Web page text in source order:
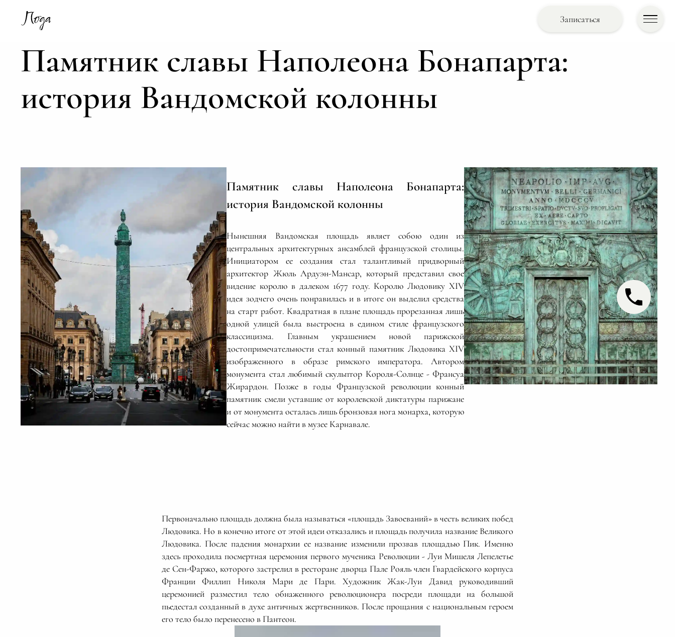
Записаться
Памятник славы Наполеона Бонапарта:
история Вандомской колонны
Памятник славы Наполеона Бонапарта:
история Вандомской колонны
Нынешняя Вандомская площадь являет собою один из
центральных архитектурных ансамблей французской столицы.
Инициатором ее создания стал талантливый придворный
архитектор Жюль Ардуэн-Мансар, который представил свое
видение королю в далеком 1677 году. Королю Людовику XIV
идея зодчего очень понравилась и в итоге он выделил средства
на старт работ. Квадратная в плане площадь прорезанная лишь
одной улицей была выстроена в едином стиле французского
классицизма. Главным украшением новой парижской
достопримечательности стал конный памятник Людовика XIV
изображенного в образе римского императора. Автором
монумента стал любимый скульптор Короля-Солнце - Франсуа
Жирардон. Позже в годы Французской революции конный
памятник смели уставшие от королевской диктатуры парижане
и от монумента осталась лишь бронзовая нога монарха, которую
сейчас можно найти в музее Карнавале.
Первоначально площадь должна была называться «площадь Завоеваний» в честь великих побед
Людовика. Но в конечно итоге от этой идеи отказались и площадь получила название Великого
Людовика. После падения монархии ее название изменили прозвав площадью Пик. Именно
здесь проходила посмертная церемония первого мученика Революции - Луи Мишеля Лепелетье
де Сен-Фаржо, которого застрелил в ресторане дворца Пале Рояль член Гвардейского корпуса
Франции Филлип Николя Мари де Пари. Художник Жак-Луи Давид руководивший
церемонией разместил тело обнаженного революционера посреди площади на большой
пьедестал созданный в духе античных жертвенников. После прощания с национальным героем
его тело было перенесено в Пантеон.